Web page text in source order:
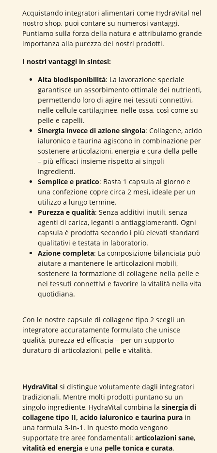
Acquistando integratori alimentari come HydraVital nel
nostro shop, puoi contare su numerosi vantaggi.
Puntiamo sulla forza della natura e attribuiamo grande
importanza alla purezza dei nostri prodotti.
I nostri vantaggi in sintesi:
Alta biodisponibilità: La lavorazione speciale
garantisce un assorbimento ottimale dei nutrienti,
permettendo loro di agire nei tessuti connettivi,
nelle cellule cartilaginee, nelle ossa, così come su
pelle e capelli.
Sinergia invece di azione singola: Collagene, acido
ialuronico e taurina agiscono in combinazione per
sostenere articolazioni, energia e cura della pelle
– più efficaci insieme rispetto ai singoli
ingredienti.
Semplice e pratico: Basta 1 capsula al giorno e
una confezione copre circa 2 mesi, ideale per un
utilizzo a lungo termine.
Purezza e qualità: Senza additivi inutili, senza
agenti di carica, leganti o antiagglomeranti. Ogni
capsula è prodotta secondo i più elevati standard
qualitativi e testata in laboratorio.
Azione completa: La composizione bilanciata può
aiutare a mantenere le articolazioni mobili,
sostenere la formazione di collagene nella pelle e
nei tessuti connettivi e favorire la vitalità nella vita
quotidiana.
Con le nostre capsule di collagene tipo 2 scegli un
integratore accuratamente formulato che unisce
qualità, purezza ed efficacia – per un supporto
duraturo di articolazioni, pelle e vitalità.
HydraVital si distingue volutamente dagli integratori
tradizionali. Mentre molti prodotti puntano su un
singolo ingrediente, HydraVital combina la sinergia di
collagene tipo II, acido ialuronico e taurina pura in
una formula 3-in-1. In questo modo vengono
supportate tre aree fondamentali: articolazioni sane,
vitalità ed energia e una pelle tonica e curata.